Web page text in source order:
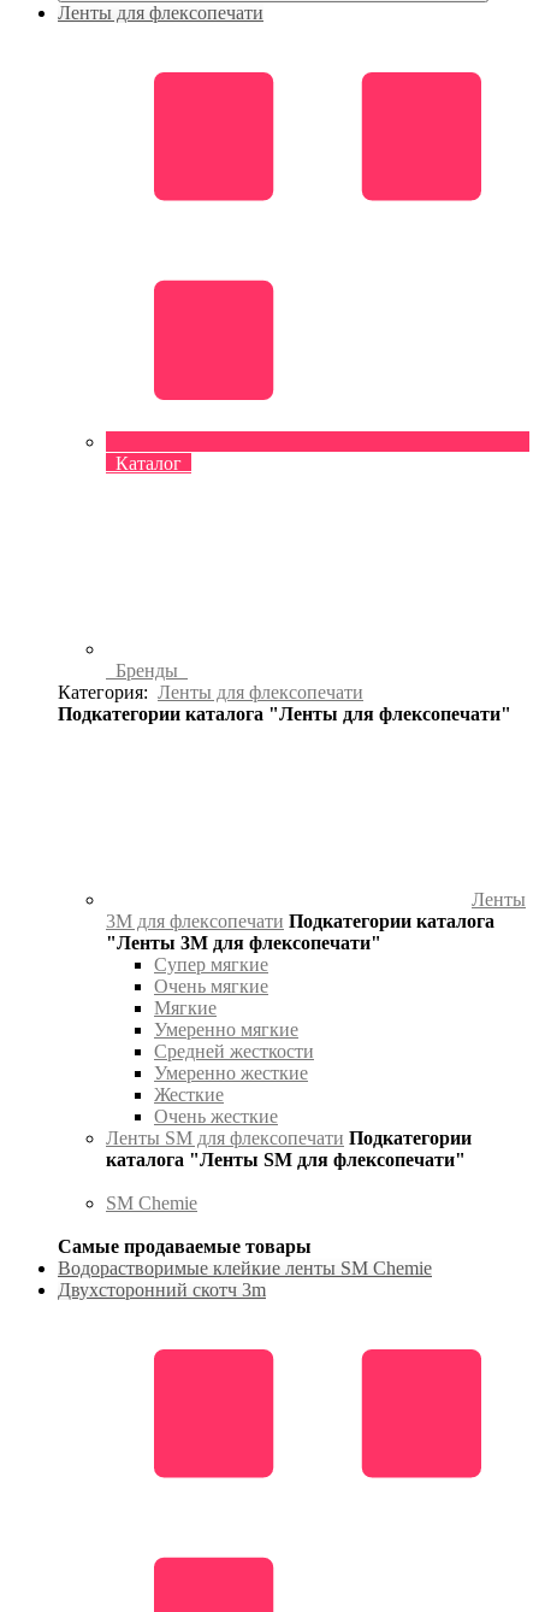
Ленты для флексопечати
Каталог
Бренды
Категория: Ленты для флексопечати
Подкатегории каталога "Ленты для флексопечати"
Ленты
3М для флексопечати Подкатегории каталога
"Ленты 3М для флексопечати"
Супер мягкие
Очень мягкие
Мягкие
Умеренно мягкие
Средней жесткости
Умеренно жесткие
Жесткие
Очень жесткие
Ленты SM для флексопечати Подкатегории
каталога "Ленты SM для флексопечати"
SM Chemie
Самые продаваемые товары
Водорастворимые клейкие ленты SM Chemie
Двухсторонний скотч 3m